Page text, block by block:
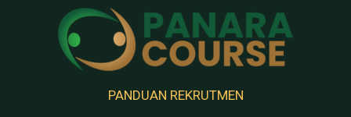
PANDUAN REKRUTMEN